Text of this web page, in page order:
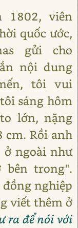
1802, viên
quốc ước,
gửi cho
nội dung
tôi vui
sáng hôm
lớn, nặng
cm. Rồi anh
ở ngoài như
trong".
đồng nghiệp
viết thêm ở
ra để nói với